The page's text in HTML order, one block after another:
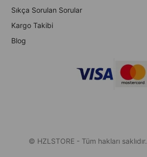
Sıkça Sorulan Sorular
Kargo Takibi
Blog
© HZLSTORE - Tüm hakları saklıdır.